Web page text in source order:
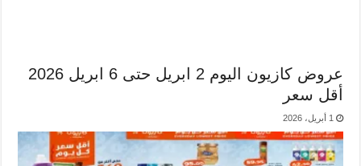
عروض كازيون اليوم 2 ابريل حتى 6 ابريل 2026
أقل سعر
1 أبريل، 2026